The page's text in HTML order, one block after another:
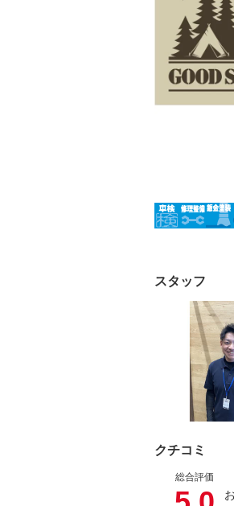
シートヒー
フロントカ
－ ルーフレー
スタッフ
クチコミ
総合評価